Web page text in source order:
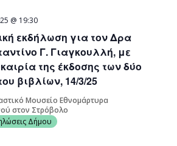
εκδήλωση για τον Δρα
Γ. Γιαγκουλλή, με
της έκδοσης των δύο
βιβλίων, 14/3/25
@ 19:30
Μουσείο Εθνομάρτυρα
στον Στρόβολο
Δήμου